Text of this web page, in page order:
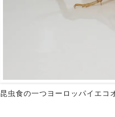
昆虫食の一つヨーロッパイエコ